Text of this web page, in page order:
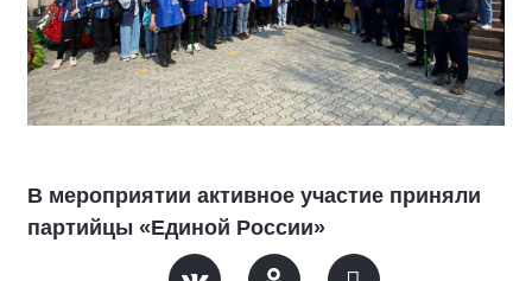
В мероприятии активное участие приняли
партийцы «Единой России»